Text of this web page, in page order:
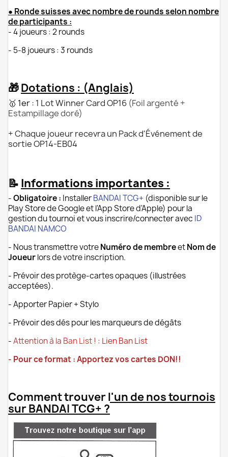
● Ronde suisses avec nombre de rounds selon nombre
de participants :
- 4 joueurs : 2 rounds
- 5-8 joueurs : 3 rounds
🎁Dotations : (Anglais)
🥇 1er : 1 Lot Winner Card OP16 (Foil argenté +
Estampillage doré)
+ Chaque joueur recevra un Pack d'Événement de
sortie OP14-EB04
📝 Informations importantes :
-Obligatoire : InstallerBANDAI TCG+ (disponible sur le
Play Store de Google et l'App Store d'Apple) pour la
gestion du tournoi et vous inscrire/connecter avec ID
BANDAI NAMCO
- Nous transmettre votreNuméro de membreetNom de
Joueurlors de votre inscription.
- Prévoir des protège-cartes opaques (illustrées
acceptées).
- Apporter Papier + Stylo
- Prévoir des dés pour les marqueurs de dégâts
-Attention à la Ban List! : Lien Ban List
- Pour ce format :Apportez vos cartes DON!!
Comment trouver l'un de nos tournois
sur BANDAI TCG+ ?